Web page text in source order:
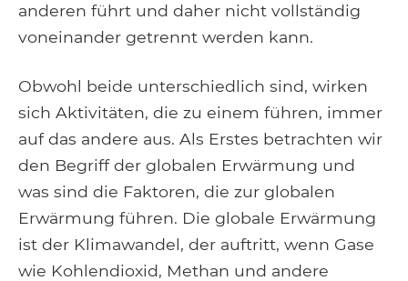
anderen führt und daher nicht vollständig
voneinander getrennt werden kann.
Obwohl beide unterschiedlich sind, wirken
sich Aktivitäten, die zu einem führen, immer
auf das andere aus. Als Erstes betrachten wir
den Begriff der globalen Erwärmung und
was sind die Faktoren, die zur globalen
Erwärmung führen. Die globale Erwärmung
ist der Klimawandel, der auftritt, wenn Gase
wie Kohlendioxid, Methan und andere